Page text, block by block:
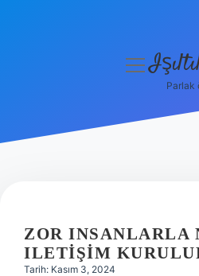
menüyü
Parlak
ZOR INSANLARLA
ILETIŞIM
Tarih: Kasım 3, 2024